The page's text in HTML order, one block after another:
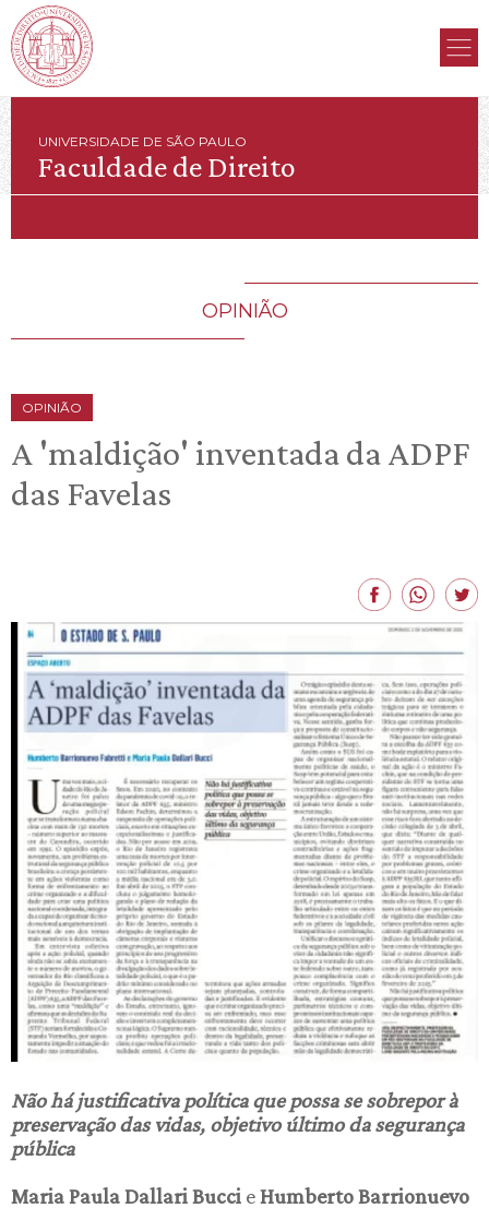
UNIVERSIDADE DE SÃO PAULO
Faculdade de Direito
OPINIÃO
OPINIÃO
A 'maldição' inventada da ADPF
das Favelas
Não há justificativa política que possa se sobrepor à
preservação das vidas, objetivo último da segurança
pública
Maria Paula Dallari Bucci eHumberto Barrionuevo